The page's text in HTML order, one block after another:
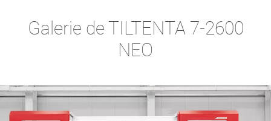
Galerie de TILTENTA 7-2600
NEO